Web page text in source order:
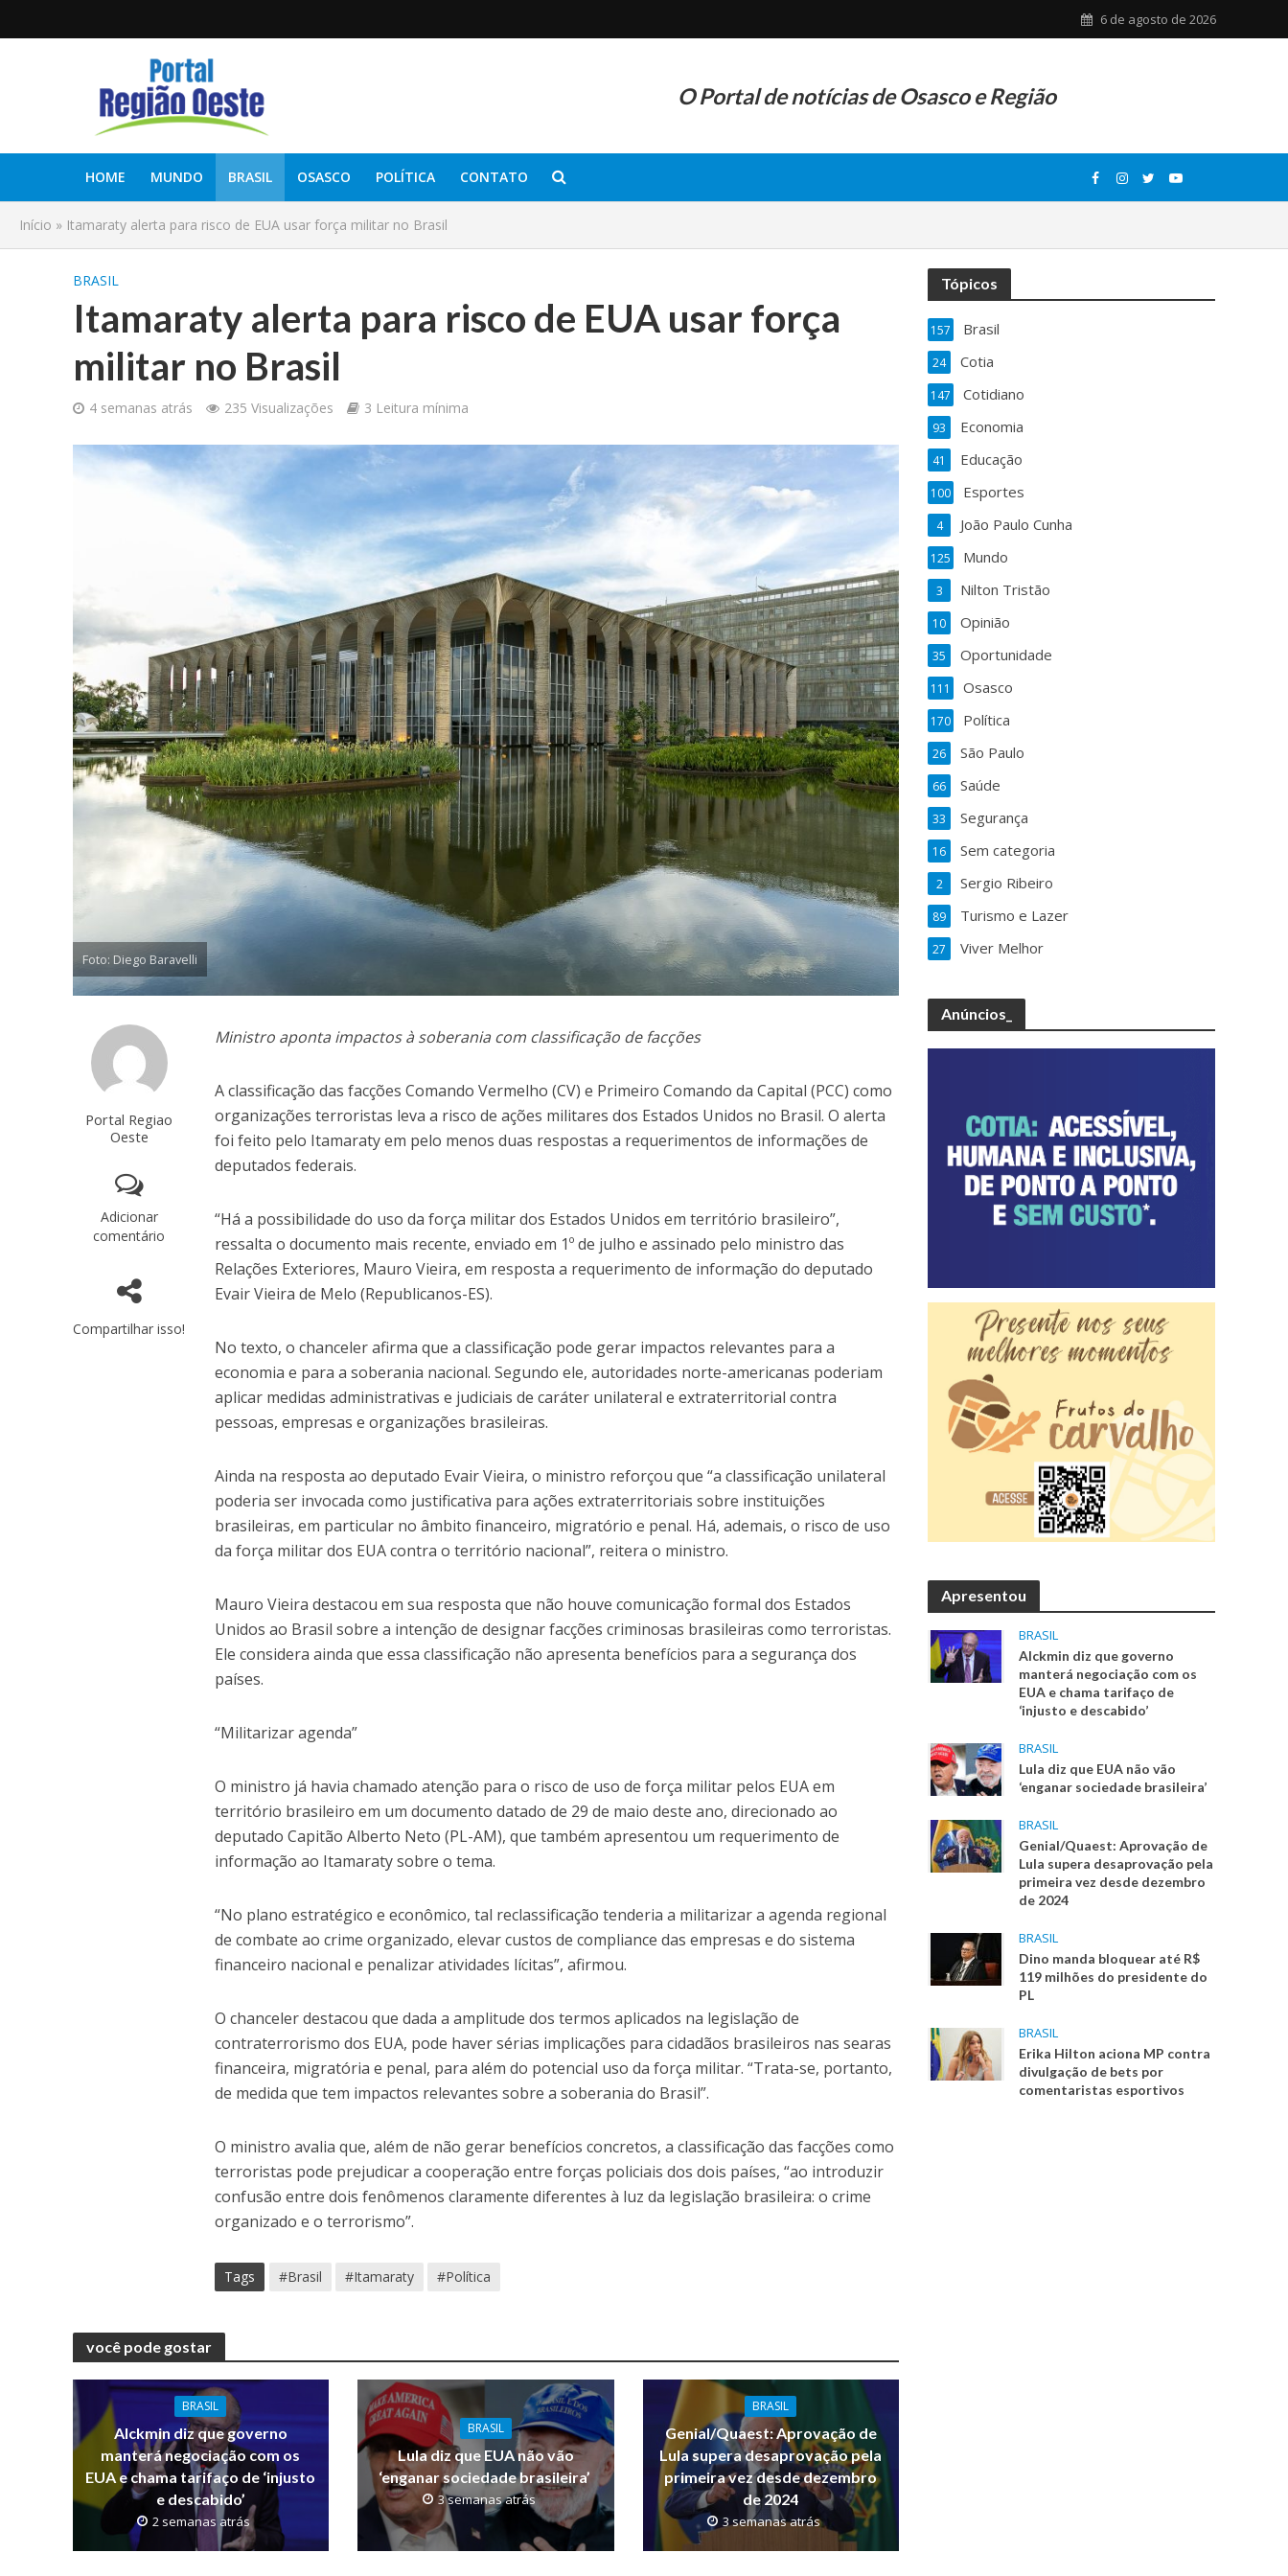
6 de agosto de 2026
O Portal de notícias de Osasco e Região
HOME MUNDO BRASIL OSASCO POLÍTICA CONTATO
Início » Itamaraty alerta para risco de EUA usar força militar no Brasil
BRASIL
Itamaraty alerta para risco de EUA usar força
militar no Brasil
4 semanas atrás 235 Visualizações 3 Leitura mínima
Foto: Diego Baravelli
Portal Regiao
Oeste
Adicionar
comentário
Compartilhar isso!
Ministro aponta impactos à soberania com classificação de facções
A classificação das facções Comando Vermelho (CV) e Primeiro Comando da Capital (PCC) como
organizações terroristas leva a risco de ações militares dos Estados Unidos no Brasil. O alerta
foi feito pelo Itamaraty em pelo menos duas respostas a requerimentos de informações de
deputados federais.
“Há a possibilidade do uso da força militar dos Estados Unidos em território brasileiro”,
ressalta o documento mais recente, enviado em 1º de julho e assinado pelo ministro das
Relações Exteriores, Mauro Vieira, em resposta a requerimento de informação do deputado
Evair Vieira de Melo (Republicanos-ES).
No texto, o chanceler afirma que a classificação pode gerar impactos relevantes para a
economia e para a soberania nacional. Segundo ele, autoridades norte-americanas poderiam
aplicar medidas administrativas e judiciais de caráter unilateral e extraterritorial contra
pessoas, empresas e organizações brasileiras.
Ainda na resposta ao deputado Evair Vieira, o ministro reforçou que “a classificação unilateral
poderia ser invocada como justificativa para ações extraterritoriais sobre instituições
brasileiras, em particular no âmbito financeiro, migratório e penal. Há, ademais, o risco de uso
da força militar dos EUA contra o território nacional”, reitera o ministro.
Mauro Vieira destacou em sua resposta que não houve comunicação formal dos Estados
Unidos ao Brasil sobre a intenção de designar facções criminosas brasileiras como terroristas.
Ele considera ainda que essa classificação não apresenta benefícios para a segurança dos
países.
“Militarizar agenda”
O ministro já havia chamado atenção para o risco de uso de força militar pelos EUA em
território brasileiro em um documento datado de 29 de maio deste ano, direcionado ao
deputado Capitão Alberto Neto (PL-AM), que também apresentou um requerimento de
informação ao Itamaraty sobre o tema.
“No plano estratégico e econômico, tal reclassificação tenderia a militarizar a agenda regional
de combate ao crime organizado, elevar custos de compliance das empresas e do sistema
financeiro nacional e penalizar atividades lícitas”, afirmou.
O chanceler destacou que dada a amplitude dos termos aplicados na legislação de
contraterrorismo dos EUA, pode haver sérias implicações para cidadãos brasileiros nas searas
financeira, migratória e penal, para além do potencial uso da força militar. “Trata-se, portanto,
de medida que tem impactos relevantes sobre a soberania do Brasil”.
O ministro avalia que, além de não gerar benefícios concretos, a classificação das facções como
terroristas pode prejudicar a cooperação entre forças policiais dos dois países, “ao introduzir
confusão entre dois fenômenos claramente diferentes à luz da legislação brasileira: o crime
organizado e o terrorismo”.
Tags #Brasil #Itamaraty #Política
você pode gostar
BRASIL
Alckmin diz que governo
manterá negociação com os
EUA e chama tarifaço de ‘injusto
e descabido’
2 semanas atrás
BRASIL
Lula diz que EUA não vão
‘enganar sociedade brasileira’
3 semanas atrás
BRASIL
Genial/Quaest: Aprovação de
Lula supera desaprovação pela
primeira vez desde dezembro
de 2024
3 semanas atrás
Tópicos
Brasil
157
Cotia
24
Cotidiano
147
Economia
93
Educação
41
Esportes
100
João Paulo Cunha
4
Mundo
125
Nilton Tristão
3
Opinião
10
Oportunidade
35
Osasco
111
Política
170
São Paulo
26
Saúde
66
Segurança
33
Sem categoria
16
Sergio Ribeiro
2
Turismo e Lazer
89
Viver Melhor
27
Anúncios_
Apresentou
BRASIL
Alckmin diz que governo
manterá negociação com os
EUA e chama tarifaço de
‘injusto e descabido’
BRASIL
Lula diz que EUA não vão
‘enganar sociedade brasileira’
BRASIL
Genial/Quaest: Aprovação de
Lula supera desaprovação pela
primeira vez desde dezembro
de 2024
BRASIL
Dino manda bloquear até R$
119 milhões do presidente do
PL
BRASIL
Erika Hilton aciona MP contra
divulgação de bets por
comentaristas esportivos